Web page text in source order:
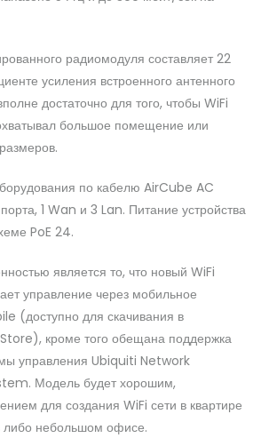
радиомодуля составляет 22
усиления встроенного антенного
достаточно для того, чтобы WiFi
большое помещение или
по кабелю AirCube AC
1 Wan и 3 Lan. Питание устройства
PoE 24.
является то, что новый WiFi
управление через мобильное
(доступно для скачивания в
кроме того обещана поддержка
управления Ubiquiti Network
Модель будет хорошим,
для создания WiFi сети в квартире
либо небольшом офисе.